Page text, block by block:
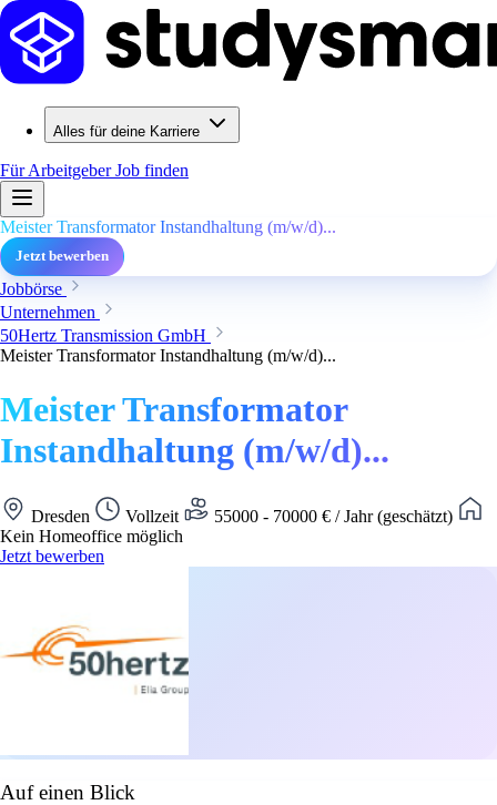
Alles für deine Karriere
Für ArbeitgeberJob finden
Meister Transformator Instandhaltung (m/w/d)...
Jetzt bewerben
Jobbörse
Unternehmen
50Hertz Transmission GmbH
Meister Transformator Instandhaltung (m/w/d)...
Meister Transformator
Instandhaltung (m/w/d)...
Dresden Vollzeit
55000 - 70000 € / Jahr (geschätzt)
Kein Homeoffice möglich
Jetzt bewerben
Auf einen Blick